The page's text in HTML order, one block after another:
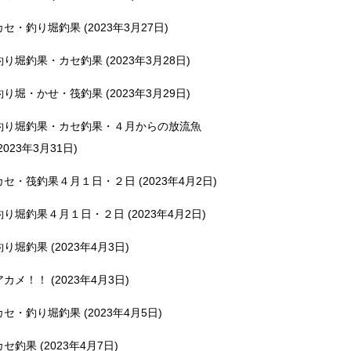
セ・釣り堀釣果 (2023年3月27日)
り堀釣果・カセ釣果 (2023年3月28日)
り堀・かせ・筏釣果 (2023年3月29日)
り堀釣果・カセ釣果・４月からの放流魚
年3月31日)
セ・筏釣果４月１日・２日 (2023年4月2日)
り堀釣果４月１日・２日 (2023年4月2日)
り堀釣果 (2023年4月3日)
カメ！！ (2023年4月3日)
セ・釣り堀釣果 (2023年4月5日)
セ釣果 (2023年4月7日)